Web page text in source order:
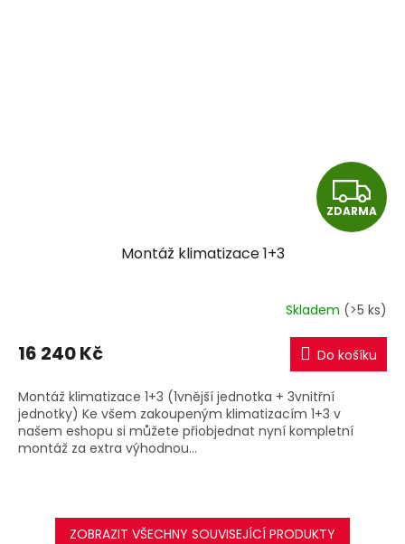
Z
D
R
M
A
ZDARMA
Montáž klimatizace 1+3
Skladem (>5 ks)
16 240 Kč Do košíku
Montáž klimatizace 1+3 (1vnější jednotka + 3vnitřní
jednotky) Ke všem zakoupeným klimatizacím 1+3 v
našem eshopu si můžete přiobjednat nyní kompletní
montáž za extra výhodnou...
ZOBRAZIT VŠECHNY SOUVISEJÍCÍ PRODUKTY